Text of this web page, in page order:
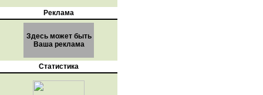
Реклама
Здесь может быть
Ваша реклама
Статистика